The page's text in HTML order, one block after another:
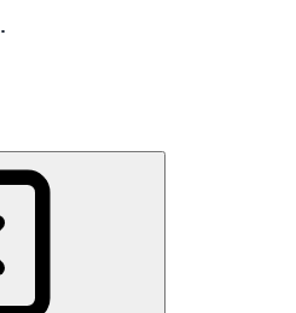
.